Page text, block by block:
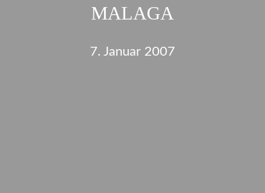
MALAGA
7. Januar 2007